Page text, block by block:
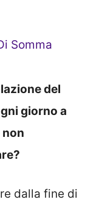
Somma
del
giorno a
dalla fine di